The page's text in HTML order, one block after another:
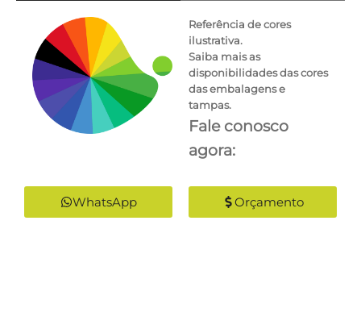
Referência de cores
ilustrativa.
Saiba mais as
disponibilidades das cores
das embalagens e
tampas.
Fale conosco
agora:
WhatsApp Orçamento